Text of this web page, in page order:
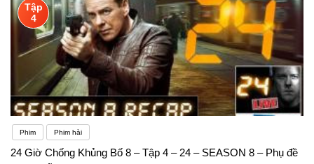
Tập
4
Phim Phim hài
24 Giờ Chống Khủng Bố 8 – Tập 4 – 24 – SEASON 8 – Phụ đề